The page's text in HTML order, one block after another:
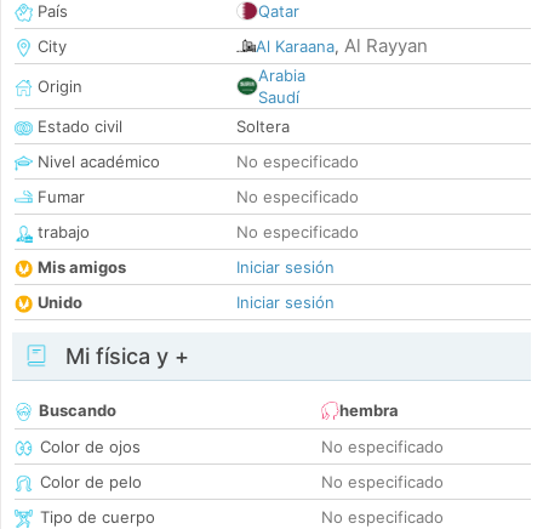
País
Qatar
City
Al Karaana, Al Rayyan
Origin
Arabia
Saudí
Estado civil
Soltera
Nivel académico
No especificado
Fumar
No especificado
trabajo
No especificado
Mis amigos
Iniciar sesión
Unido
Iniciar sesión
Mi física y +
Buscando
hembra
Color de ojos
No especificado
Color de pelo
No especificado
Tipo de cuerpo
No especificado